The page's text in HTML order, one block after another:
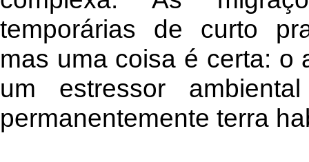
temporárias de curto
mas uma coisa é certa: o
um estressor
permanentemente terra